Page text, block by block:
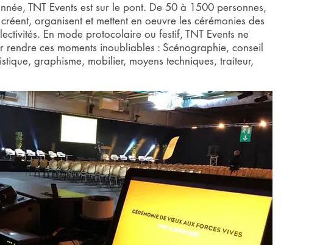
TNT Events est sur le pont. De 50 à 1500 personnes,
organisent et mettent en oeuvre les cérémonies des
En mode protocolaire ou festif, TNT Events ne
ces moments inoubliables : Scénographie, conseil
graphisme, mobilier, moyens techniques, traiteur,